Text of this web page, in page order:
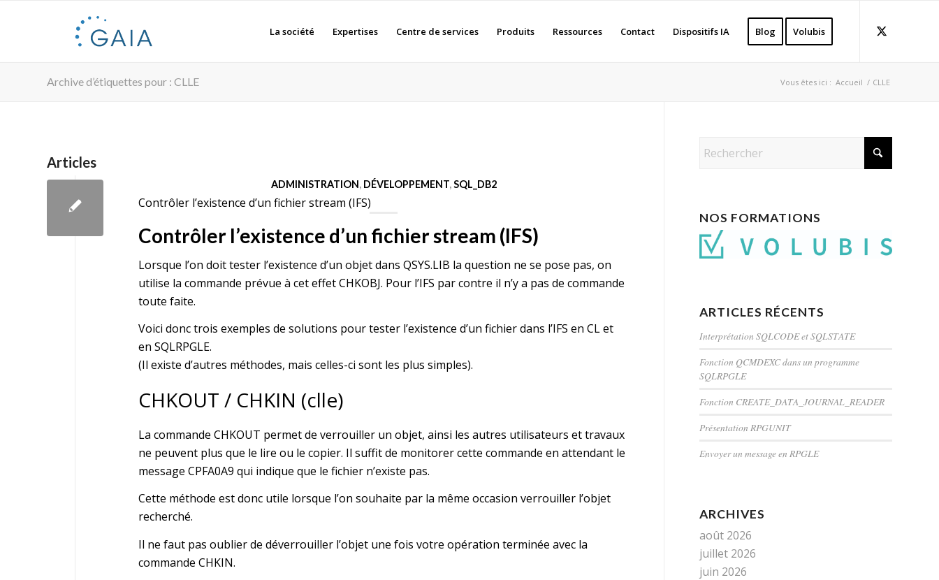
La société Expertises Centre de services Produits Ressources Contact Dispositifs IA Blog Volubis
Archive d’étiquettes pour : CLLE Vous êtes ici : Accueil / CLLE
Articles
ADMINISTRATION, DÉVELOPPEMENT,SQL_DB2
Contrôler l’existence d’un fichier stream (IFS)
Contrôler l’existence d’un fichier stream (IFS)
Lorsque l’on doit tester l’existence d’un objet dans QSYS.LIB la question ne se pose pas, on
utilise la commande prévue à cet effet CHKOBJ. Pour l’IFS par contre il n’y a pas de commande
toute faite.
Voici donc trois exemples de solutions pour tester l’existence d’un fichier dans l’IFS en CL et
en SQLRPGLE.
(Il existe d’autres méthodes, mais celles-ci sont les plus simples).
CHKOUT / CHKIN (clle)
La commande CHKOUT permet de verrouiller un objet, ainsi les autres utilisateurs et travaux
ne peuvent plus que le lire ou le copier. Il suffit de monitorer cette commande en attendant le
message CPFA0A9 qui indique que le fichier n’existe pas.
Cette méthode est donc utile lorsque l’on souhaite par la même occasion verrouiller l’objet
recherché.
Il ne faut pas oublier de déverrouiller l’objet une fois votre opération terminée avec la
commande CHKIN.
NOS FORMATIONS
ARTICLES RÉCENTS
Interprétation SQLCODE et SQLSTATE
Fonction QCMDEXC dans un programme
SQLRPGLE
Fonction CREATE_DATA_JOURNAL_READER
Présentation RPGUNIT
Envoyer un message en RPGLE
ARCHIVES
août 2026
juillet 2026
juin 2026